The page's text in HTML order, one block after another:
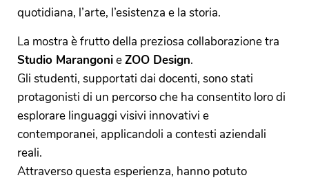
quotidiana, l’arte, l’esistenza e la storia.
La mostra è frutto della preziosa collaborazione tra
Studio MarangonieZOO Design.
Gli studenti, supportati dai docenti, sono stati
protagonisti di un percorso che ha consentito loro di
esplorare linguaggi visivi innovativi e
contemporanei, applicandoli a contesti aziendali
reali.
Attraverso questa esperienza, hanno potuto